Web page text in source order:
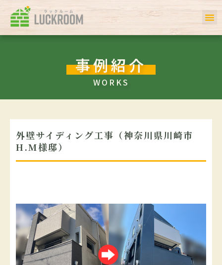
事例紹介
WORKS
外壁サイディング工事（神奈川県川崎市
H.M様邸）